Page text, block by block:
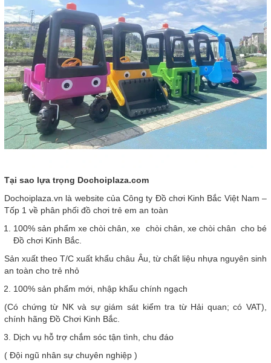
Tại sao lựa trọng Dochoiplaza.com
Dochoiplaza.vn là website của Công ty Đồ chơi Kinh Bắc Việt Nam –
Tốp 1 về phân phối đồ chơi trẻ em an toàn
100% sản phẩm xe chòi chân, xe chòi chân, xe chòi chân cho bé
Đồ chơi Kinh Bắc.
Sản xuất theo T/C xuất khẩu châu Âu, từ chất liệu nhựa nguyên sinh
an toàn cho trẻ nhỏ
100% sản phẩm mới, nhập khẩu chính ngạch
(Có chứng từ NK và sự giám sát kiểm tra từ Hải quan; có VAT),
chính hãng Đồ Chơi Kinh Bắc.
Dịch vụ hỗ trợ chắm sóc tận tình, chu đáo
( Đội ngũ nhân sự chuyên nghiệp )